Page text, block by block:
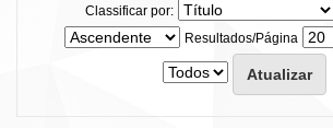
Classificar por:
Resultados/Página